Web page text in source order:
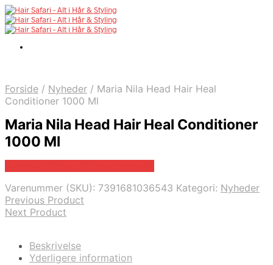
Forside / Nyheder / Maria Nila Head Hair Heal
Conditioner 1000 Ml
Maria Nila Head Hair Heal Conditioner
1000 Ml
Varenummer (SKU): 7391681036543 Kategori: Nyheder
Previous Product
Next Product
Beskrivelse
Yderligere information